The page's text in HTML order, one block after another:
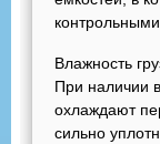
Влажность
При наличии
охлаждают
сильно